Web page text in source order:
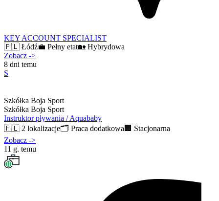
KEY ACCOUNT SPECIALIST
🇵🇱 Łódź💼 Pełny etat🏡 Hybrydowa
Zobacz ->
8 dni temu
S
Szkółka Boja Sport
Szkółka Boja Sport
Instruktor pływania / Aquababy
🇵🇱 2 lokalizacje🗂️ Praca dodatkowa 🏢 Stacjonarna
Zobacz ->
11 g. temu